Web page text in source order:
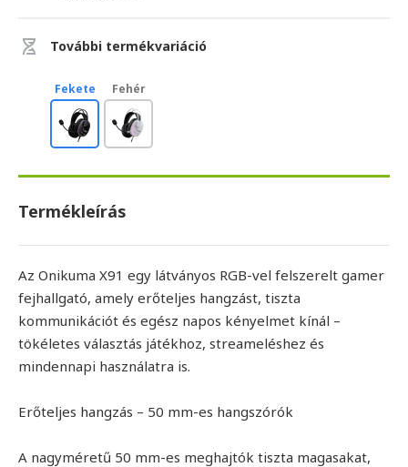
További termékvariáció
Fekete Fehér
Termékleírás
Az Onikuma X91 egy látványos RGB-vel felszerelt gamer
fejhallgató, amely erőteljes hangzást, tiszta
kommunikációt és egész napos kényelmet kínál –
tökéletes választás játékhoz, streameléshez és
mindennapi használatra is.
Erőteljes hangzás – 50 mm-es hangszórók
A nagyméretű 50 mm-es meghajtók tiszta magasakat,